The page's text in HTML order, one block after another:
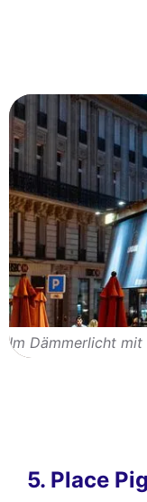
Im Dämmerlicht
5. Place